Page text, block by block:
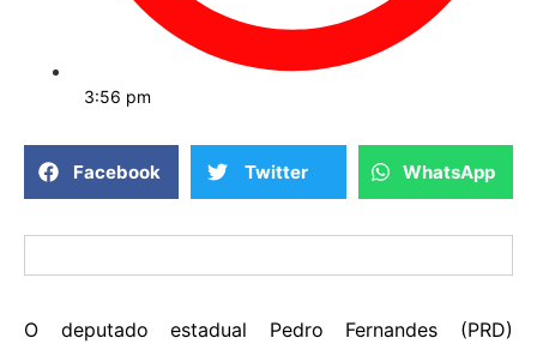
3:56 pm
Facebook Twitter WhatsApp
O deputado estadual Pedro Fernandes (PRD)